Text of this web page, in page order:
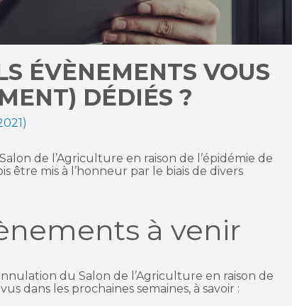
ÉVÈNEMENTS VOUS
DÉDIÉS ?
de l’Agriculture en raison de l’épidémie de
être mis à l’honneur par le biais de divers
à venir
du Salon de l’Agriculture en raison de
dans les prochaines semaines, à savoir :